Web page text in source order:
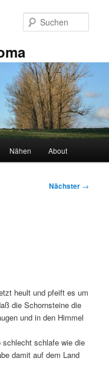
Nähen About
Nächster →
heult und pfeift es um
die Schornsteine die
und in den Himmel
schlafe wie die
damit auf dem Land